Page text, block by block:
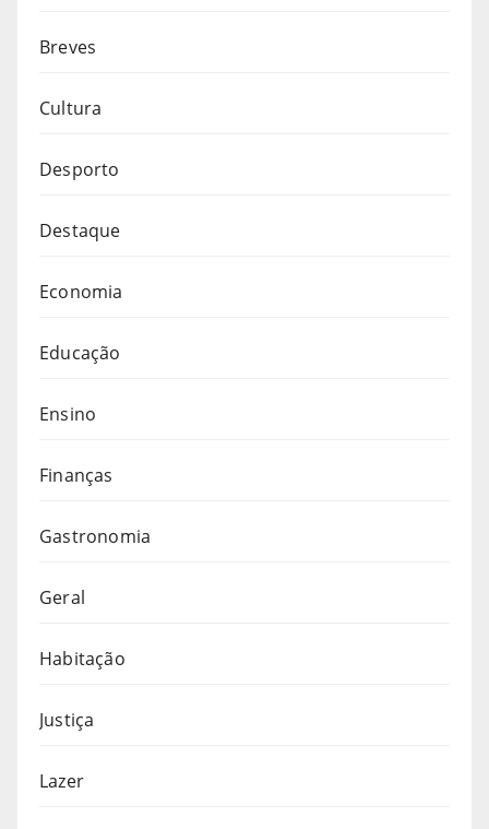
Breves
Cultura
Desporto
Destaque
Economia
Educação
Ensino
Finanças
Gastronomia
Geral
Habitação
Justiça
Lazer